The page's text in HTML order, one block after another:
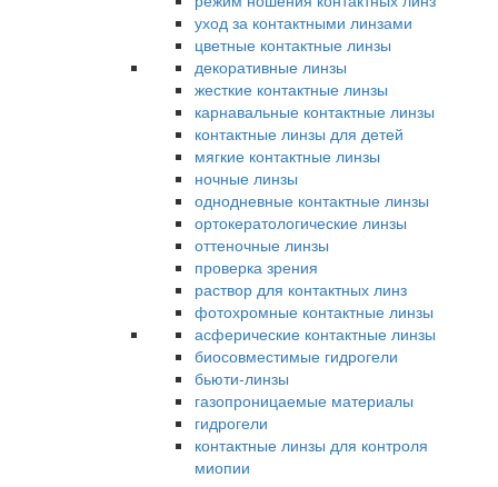
уход за контактными линзами
цветные контактные линзы
декоративные линзы
жесткие контактные линзы
карнавальные контактные линзы
контактные линзы для детей
мягкие контактные линзы
ночные линзы
однодневные контактные линзы
ортокератологические линзы
оттеночные линзы
проверка зрения
раствор для контактных линз
фотохромные контактные линзы
асферические контактные линзы
биосовместимые гидрогели
бьюти-линзы
газопроницаемые материалы
гидрогели
контактные линзы для контроля
миопии